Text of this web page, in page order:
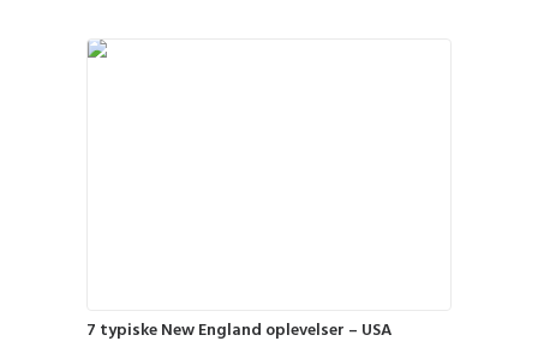
7 typiske New England oplevelser – USA